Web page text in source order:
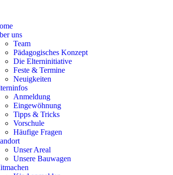
uns
Team
Pädagogisches Konzept
Die Elterninitiative
Feste & Termine
Neuigkeiten
Anmeldung
Eingewöhnung
Tipps & Tricks
Vorschule
Häufige Fragen
Unser Areal
Unsere Bauwagen